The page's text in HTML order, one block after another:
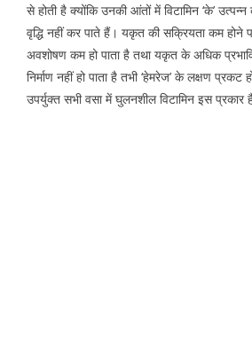
से होती है क्योंकि उनकी आंतों में विटामिन ‘के’ उत्पन्न
वृद्धि नहीं कर पाते हैं। यकृत की सक्रियता कम होने
अवशोषण कम हो पाता है तथा यकृत के अधिक
निर्माण नहीं हो पाता है तभी ‘हेमरेज’ के लक्षण प्रकट
उपर्युक्त सभी वसा में घुलनशील विटामिन इस प्रकार